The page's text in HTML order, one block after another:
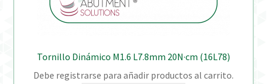
Tornillo Dinámico M1.6 L7.8mm 20N·cm (16L78)
Debe registrarse para añadir productos al carrito.